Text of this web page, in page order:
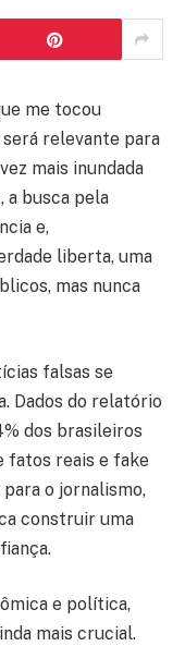
me tocou
relevante para
mais inundada
a busca pela
e,
liberta, uma
mas nunca
falsas se
Dados do relatório
dos brasileiros
fatos reais e fake
para o jornalismo,
construir uma
e política,
mais crucial.